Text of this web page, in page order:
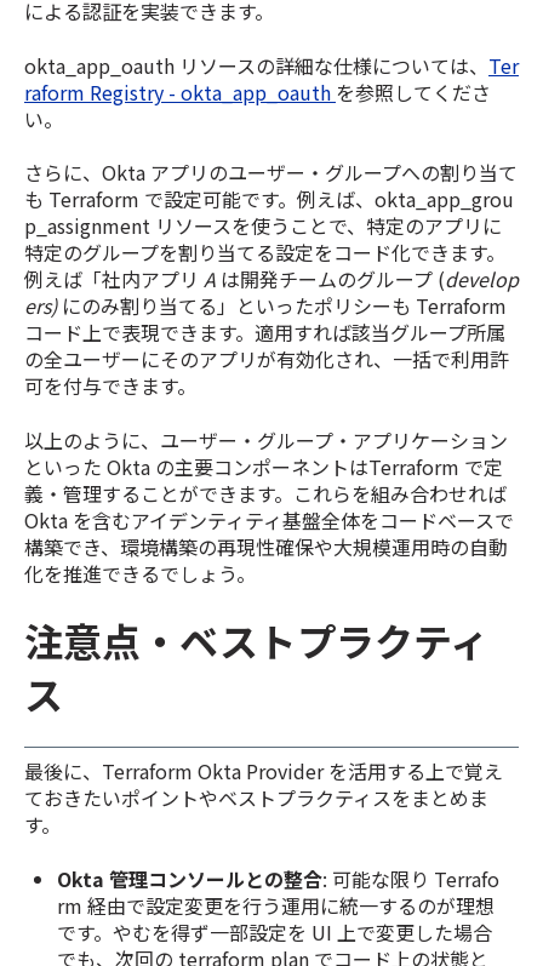
による認証を実装できます。
okta_app_oauth リソースの詳細な仕様については、 Ter
raform Registry - okta_app_oauth を参照してくださ
い。
さらに、Okta アプリのユーザー・グループへの割り当て
も Terraform で設定可能です。例えば、okta_app_grou
p_assignment リソースを使うことで、特定のアプリに
特定のグループを割り当てる設定をコード化できます。
例えば「社内アプリ A は開発チームのグループ (develop
ers)にのみ割り当てる」といったポリシーも Terraform
コード上で表現できます。適用すれば該当グループ所属
の全ユーザーにそのアプリが有効化され、一括で利用許
可を付与できます。
以上のように、ユーザー・グループ・アプリケーション
といった Okta の主要コンポーネントはTerraform で定
義・管理することができます。これらを組み合わせれば
Okta を含むアイデンティティ基盤全体をコードベースで
構築でき、環境構築の再現性確保や大規模運用時の自動
化を推進できるでしょう。
注意点・ベストプラクティ
ス
最後に、Terraform Okta Provider を活用する上で覚え
ておきたいポイントやベストプラクティスをまとめま
す。
Okta 管理コンソールとの整合: 可能な限り Terrafo
rm 経由で設定変更を行う運用に統一するのが理想
です。やむを得ず一部設定を UI 上で変更した場合
でも、次回の terraform plan でコード上の状態と